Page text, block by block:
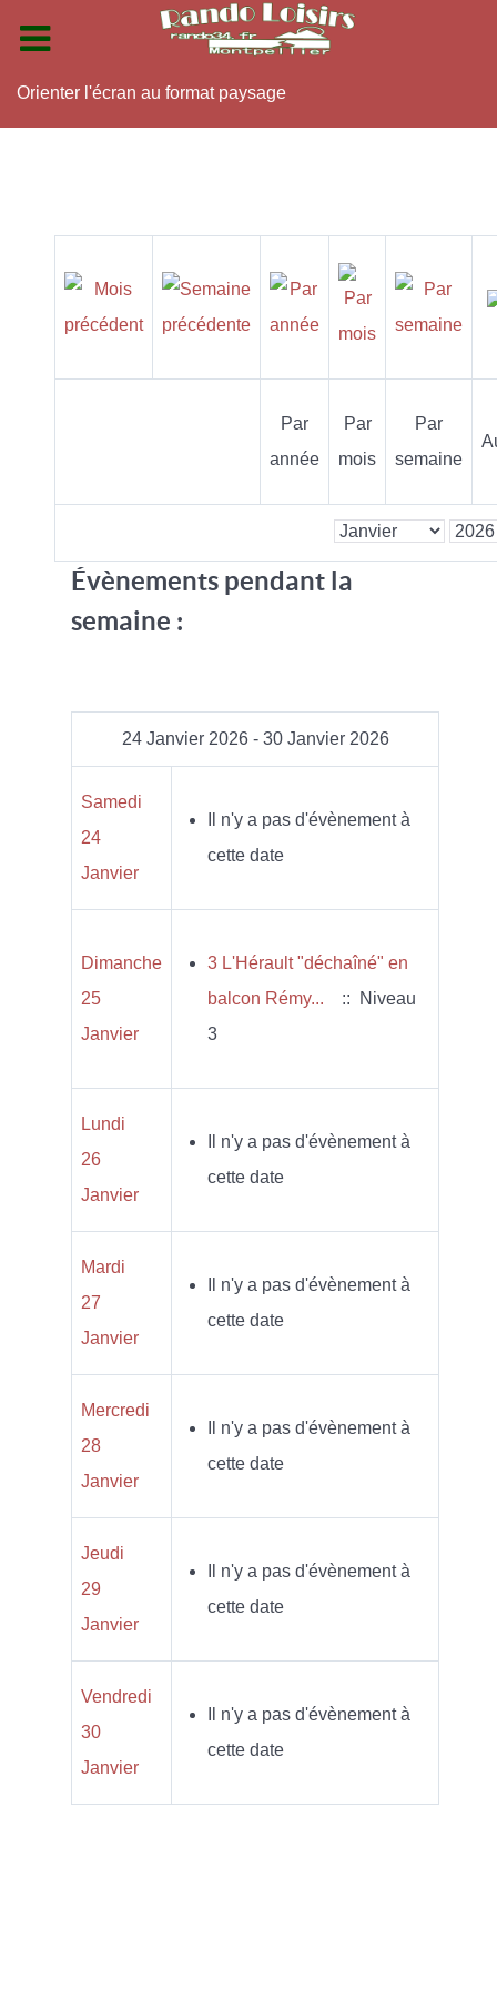
Orienter l'écran au format paysage
Par
année
Par
mois
Par
semaine
Évènements pendant la
semaine :
24 Janvier 2026 - 30 Janvier 2026
Samedi
24
Janvier
Il n'y a pas d'évènement à
cette date
Dimanche
25
Janvier
3 L'Hérault "déchaîné" en
balcon Rémy...
:: Niveau
3
Lundi
26
Janvier
Il n'y a pas d'évènement à
cette date
Mardi
27
Janvier
Il n'y a pas d'évènement à
cette date
Mercredi
28
Janvier
Il n'y a pas d'évènement à
cette date
Jeudi
29
Janvier
Il n'y a pas d'évènement à
cette date
Vendredi
30
Janvier
Il n'y a pas d'évènement à
cette date